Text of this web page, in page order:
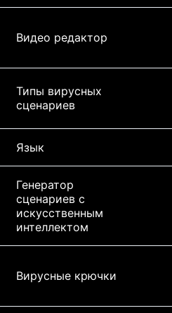
Видео редактор
Типы вирусных
сценариев
Язык
Генератор
сценариев с
искусственным
интеллектом
Вирусные крючки